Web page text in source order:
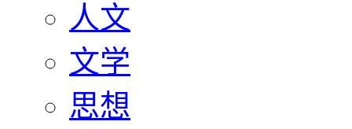
人文
文学
思想